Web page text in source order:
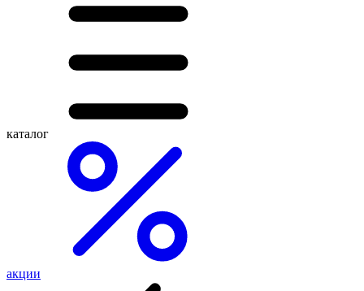
каталог
акции